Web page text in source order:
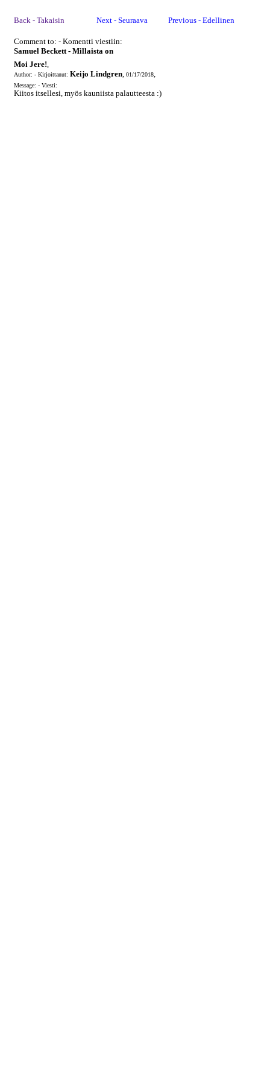
Back - Takaisin Next - Seuraava Previous - Edellinen
Comment to: - Komentti viestiin:
Samuel Beckett - Millaista on
Moi Jere!,
Author: - Kirjoittanut: Keijo Lindgren, 01/17/2018,
Message: - Viesti:
Kiitos itsellesi, myös kauniista palautteesta :)